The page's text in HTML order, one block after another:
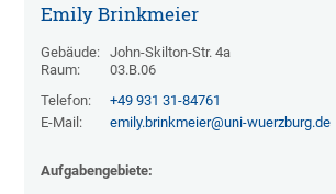
Emily Brinkmeier
Gebäude: John-Skilton-Str. 4a
Raum:
03.B.06
Telefon:
+49 931 31-84761
E-Mail:
emily.brinkmeier@uni-wuerzburg.de
Aufgabengebiete: